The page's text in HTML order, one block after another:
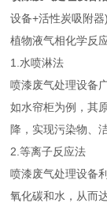
设备+活性炭吸附
植物液气相化学反
1.水喷淋法
喷漆废气处理设备
如水帘柜为例，其
降，实现污染物、
2.等离子反应法
喷漆废气处理设备
氧化碳和水，从而